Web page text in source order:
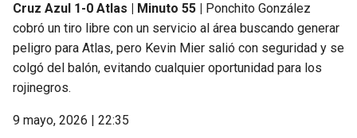
Cruz Azul 1-0 Atlas | Minuto 55 | Ponchito González
cobró un tiro libre con un servicio al área buscando generar
peligro para Atlas, pero Kevin Mier salió con seguridad y se
colgó del balón, evitando cualquier oportunidad para los
rojinegros.
9 mayo, 2026 | 22:35